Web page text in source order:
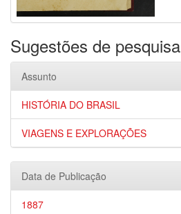
Sugestões de pesquisa
Assunto
HISTÓRIA DO BRASIL
VIAGENS E EXPLORAÇÕES
Data de Publicação
1887